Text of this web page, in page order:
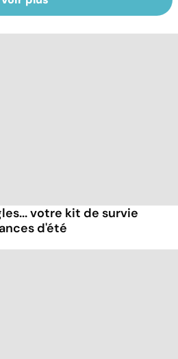
votre kit de survie
d'été